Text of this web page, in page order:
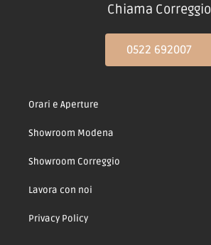
Chiama Correggio
0522 692007
Orari e Aperture
Showroom Modena
Showroom Correggio
Lavora con noi
Privacy Policy